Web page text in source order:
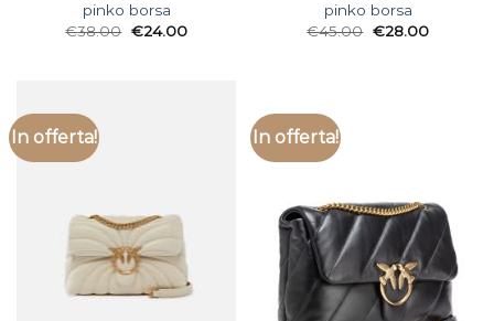
pinko borsa
€38.00 €24.00
pinko borsa
€45.00 €28.00
In offerta! In offerta!